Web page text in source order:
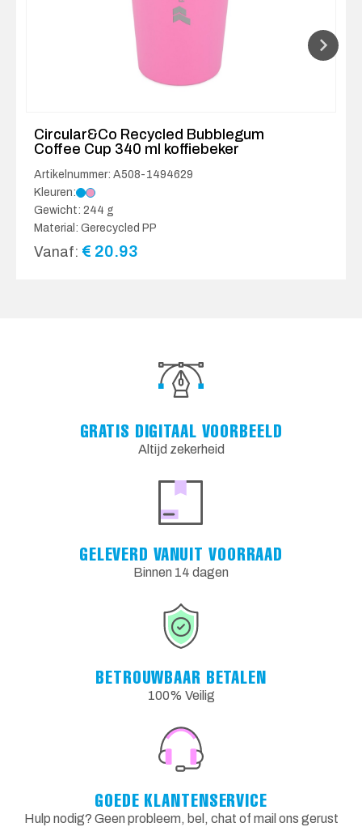
Circular&Co Recycled Bubblegum
Coffee Cup 340 ml koffiebeker
Artikelnummer: A508-1494629
Kleuren:
Gewicht: 244 g
Material: Gerecycled PP
Vanaf: € 20.93
GRATIS DIGITAAL VOORBEELD
Altijd zekerheid
GELEVERD VANUIT VOORRAAD
Binnen 14 dagen
BETROUWBAAR BETALEN
100% Veilig
GOEDE KLANTENSERVICE
Hulp nodig? Geen probleem, bel, chat of mail ons gerust